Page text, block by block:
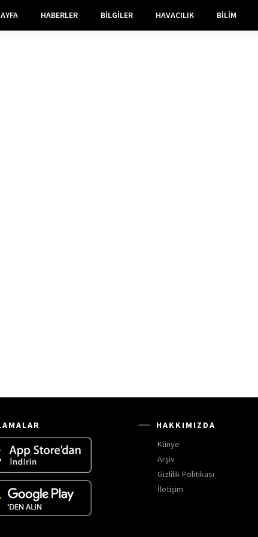
HABERLER BILGILER HAVACILIK BILIM
HAKKIMIZDA
Künye
Arşiv
Gizlilik Politikası
İletişim